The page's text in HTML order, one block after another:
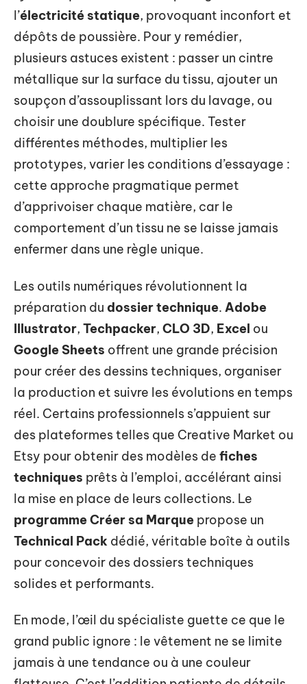
l’électricité statique, provoquant inconfort et
dépôts de poussière. Pour y remédier,
plusieurs astuces existent : passer un cintre
métallique sur la surface du tissu, ajouter un
soupçon d’assouplissant lors du lavage, ou
choisir une doublure spécifique. Tester
différentes méthodes, multiplier les
prototypes, varier les conditions d’essayage :
cette approche pragmatique permet
d’apprivoiser chaque matière, car le
comportement d’un tissu ne se laisse jamais
enfermer dans une règle unique.
Les outils numériques révolutionnent la
préparation du dossier technique. Adobe
Illustrator, Techpacker, CLO 3D, Excel ou
Google Sheets offrent une grande précision
pour créer des dessins techniques, organiser
la production et suivre les évolutions en temps
réel. Certains professionnels s’appuient sur
des plateformes telles que Creative Market ou
Etsy pour obtenir des modèles de fiches
techniques prêts à l’emploi, accélérant ainsi
la mise en place de leurs collections. Le
programme Créer sa Marque propose un
Technical Pack dédié, véritable boîte à outils
pour concevoir des dossiers techniques
solides et performants.
En mode, l’œil du spécialiste guette ce que le
grand public ignore : le vêtement ne se limite
jamais à une tendance ou à une couleur